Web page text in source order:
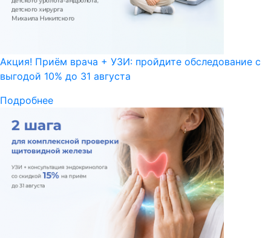
Акция! Приём врача + УЗИ: пройдите обследование с
выгодой 10% до 31 августа
Подробнее